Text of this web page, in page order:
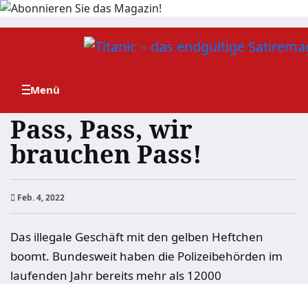
Zum
Pass, Pass, wir
brauchen Pass!
Feb. 4, 2022
Das illegale Geschäft mit den gelben Heftchen
boomt. Bundesweit haben die Polizeibehörden im
laufenden Jahr bereits mehr als 12000